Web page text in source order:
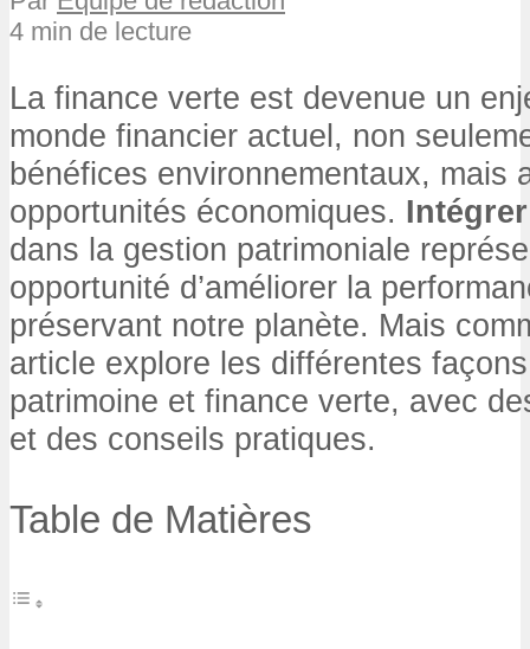
4 min de lecture
La finance verte est devenue un
monde financier actuel, non
bénéfices environnementaux, mais
opportunités économiques.
dans la gestion patrimoniale
opportunité d’améliorer la
préservant notre planète. Mais
article explore les différentes
patrimoine et finance verte, avec
et des conseils pratiques.
Table de Matières